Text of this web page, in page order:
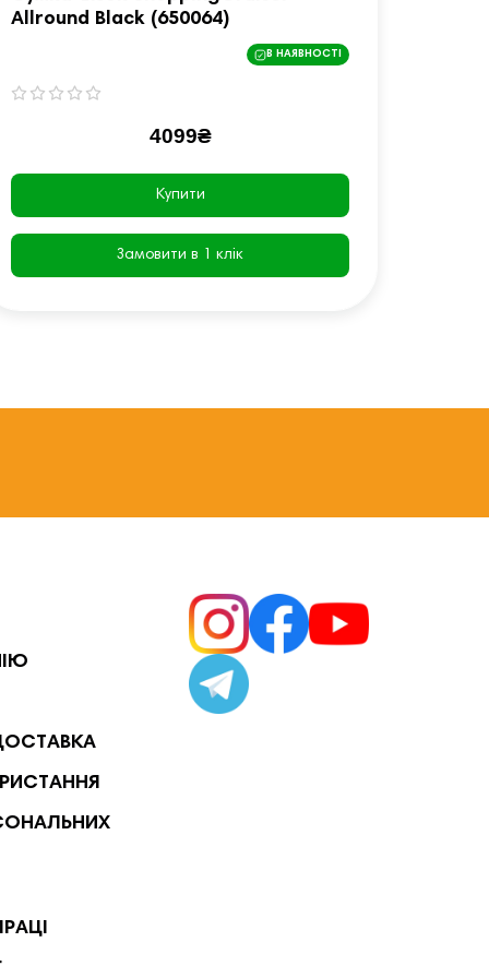
Allround Black (650064)
В НАЯВНОСТІ
4099₴
Купити
Замовити в 1 клік